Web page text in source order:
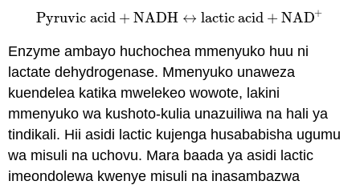
Pyruvic acid + NADH ↔ lacticacid + NAD+
Pyruvicacid +NADH ↔lacticacid+NAD+
Enzyme ambayo huchochea mmenyuko huu ni
lactate dehydrogenase. Mmenyuko unaweza
kuendelea katika mwelekeo wowote, lakini
mmenyuko wa kushoto-kulia unazuiliwa na hali ya
tindikali. Hii asidi lactic kujenga husababisha ugumu
wa misuli na uchovu. Mara baada ya asidi lactic
imeondolewa kwenye misuli na inasambazwa